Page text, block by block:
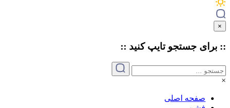
×
:: برای جستجو تایپکنید ::
×
صفحه اصلی